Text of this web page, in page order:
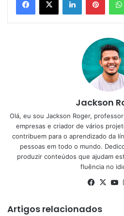
Jackson
Olá, eu sou Jackson Roger,
empresas e criador de vários
contribuem para o aprendizado da
pessoas em todo o mundo.
produzir conteúdos que ajudam
fluência no
X
Artigos relacionados